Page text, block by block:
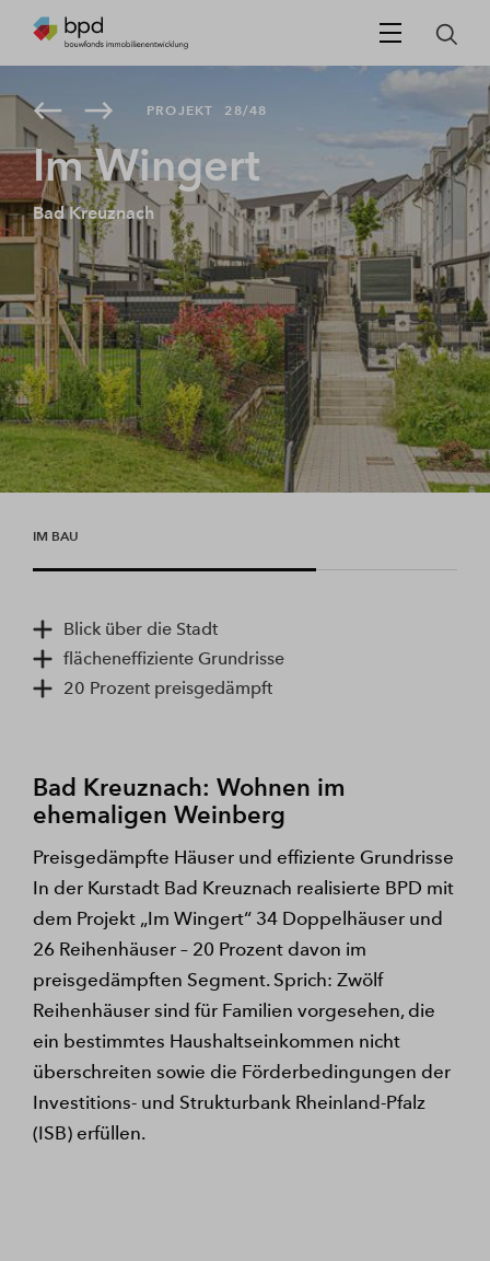
PROJEKT 28/48
Im Wingert
Bad Kreuznach
IM BAU
Blick über die Stadt
flächeneffiziente Grundrisse
20 Prozent preisgedämpft
Bad Kreuznach: Wohnen im
ehemaligen Weinberg
Preisgedämpfte Häuser und effiziente Grundrisse
In der Kurstadt Bad Kreuznach realisierte BPD mit
dem Projekt „Im Wingert“ 34 Doppelhäuser und
26 Reihenhäuser – 20 Prozent davon im
preisgedämpften Segment. Sprich: Zwölf
Reihenhäuser sind für Familien vorgesehen, die
ein bestimmtes Haushaltseinkommen nicht
überschreiten sowie die Förderbedingungen der
Investitions- und Strukturbank Rheinland-Pfalz
(ISB) erfüllen.